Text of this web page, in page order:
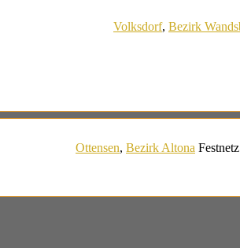
Volksdorf, Bezirk
Ottensen, Bezirk Altona Festnetz